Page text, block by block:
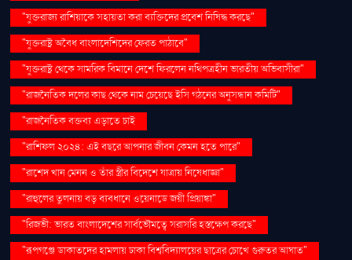
"যুক্তরাজ্য রাশিয়াকে সহায়তা করা ব্যক্তিদের প্রবেশ নিষিদ্ধ করছে"
"যুক্তরাষ্ট্র অবৈধ বাংলাদেশিদের ফেরত পাঠাবে"
"যুক্তরাষ্ট্র থেকে সামরিক বিমানে দেশে ফিরলেন নথিপত্রহীন ভারতীয় অভিবাসীরা"
"রাজনৈতিক দলের কাছ থেকে নাম চেয়েছে ইসি গঠনের অনুসন্ধান কমিটি"
"রাজনৈতিক বক্তব্য এড়াতে চাই
"রাশিফল ২০২৪: এই বছরে আপনার জীবন কেমন হতে পারে"
"রাশেদ খান মেনন ও তাঁর স্ত্রীর বিদেশে যাত্রায় নিষেধাজ্ঞা"
"রাহুলের তুলনায় বড় ব্যবধানে ওয়েনাডে জয়ী প্রিয়াঙ্কা"
"রিজভী: ভারত বাংলাদেশের সার্বভৌমত্বে সরাসরি হস্তক্ষেপ করছে"
"রূপগঞ্জে ডাকাতদের হামলায় ঢাকা বিশ্ববিদ্যালয়ের ছাত্রের চোখে গুরুতর আঘাত"